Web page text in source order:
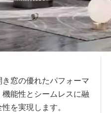
窓の優れたパフォーマ
能性とシームレスに融
を実現します。